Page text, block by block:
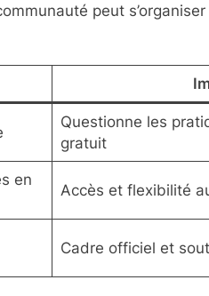
peut
Questionne les
gratuit
en
Accès et flexibilité
Cadre officiel et